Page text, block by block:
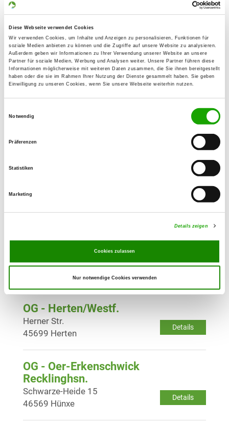
Diese Webseite verwendet Cookies
Wir verwenden Cookies, um Inhalte und Anzeigen zu personalisieren, Funktionen für
soziale Medien anbieten zu können und die Zugriffe auf unsere Website zu analysieren.
Außerdem geben wir Informationen zu Ihrer Verwendung unserer Website an unsere
Partner für soziale Medien, Werbung und Analysen weiter. Unsere Partner führen diese
Informationen möglicherweise mit weiteren Daten zusammen, die Sie ihnen bereitgestellt
haben oder die sie im Rahmen Ihrer Nutzung der Dienste gesammelt haben. Sie geben
Einwilligung zu unseren Cookies, wenn Sie unsere Webseite weiterhin nutzen.
Notwendig
Präferenzen
Statistiken
Marketing
Details zeigen
Cookies zulassen
Nur notwendige Cookies verwenden
OG - Gelsenkirchen-Hessler e.V.
Details
Lohebleckstr. 2
45883 Gelsenkirchen
OG - Gladbeck
Ellinghorsterstr. 132
45964 Gladbeck
Kösheide 78 a
OG - Gladbeck-Süd
Details
OG - Haltern e.V.
Details
Auf dem Hassel
45721 Haltern
OG - Herten/Westf.
Details
Herner Str.
45699 Herten
OG - Oer-Erkenschwick
Recklinghsn.
Details
Schwarze-Heide 15
46569 Hünxe